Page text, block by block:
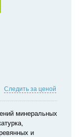
Следить за ценой
минеральных
и